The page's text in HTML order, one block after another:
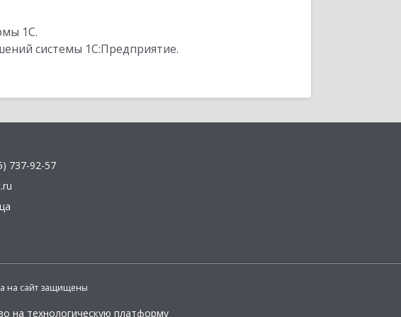
1С.
системы 1С:Предприятие.
737-92-57
на сайт защищены
на технологическую платформу